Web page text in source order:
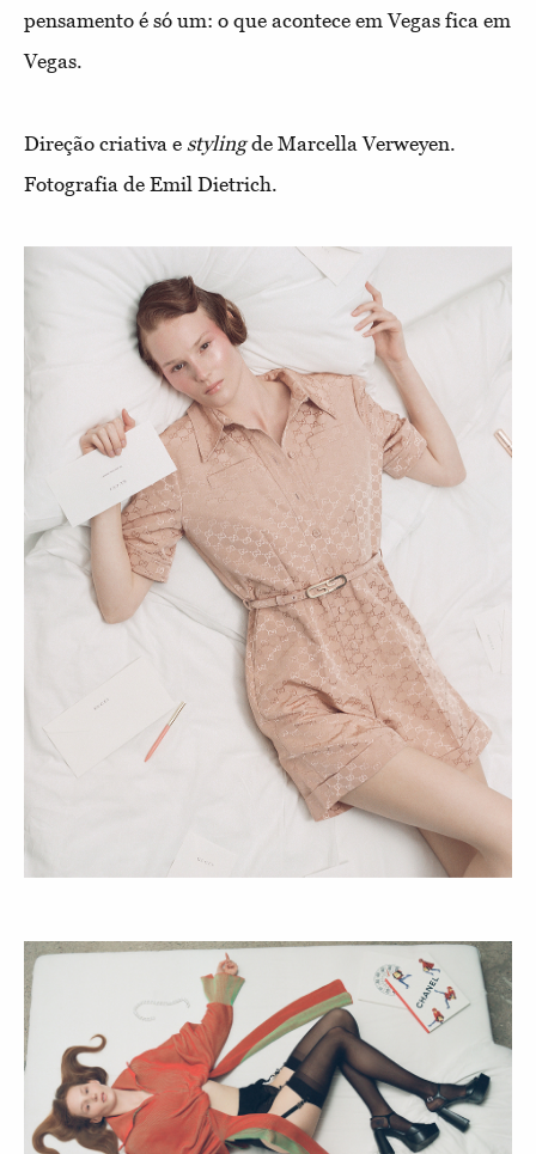
pensamento é só um: o que acontece em Vegas fica em
Vegas.
Direção criativa e stylingde Marcella Verweyen.
Fotografia de Emil Dietrich.